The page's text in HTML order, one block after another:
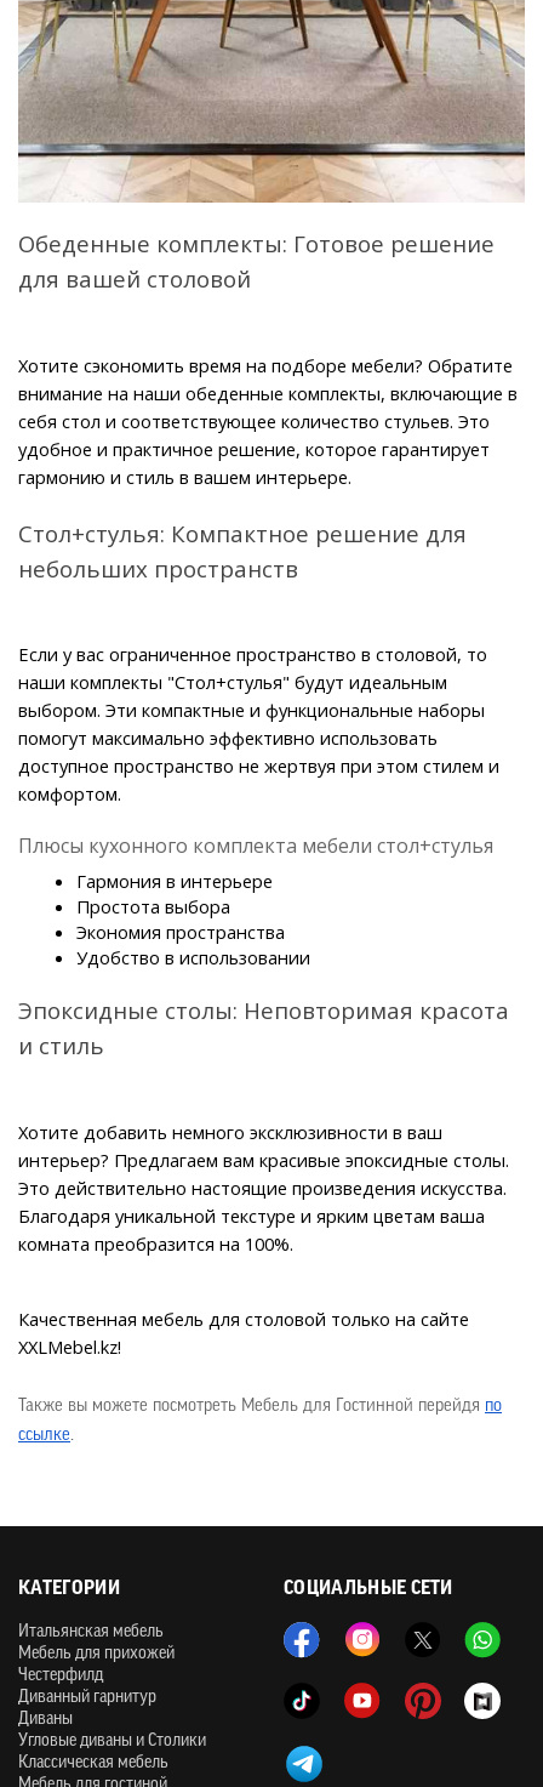
Обеденные комплекты: Готовое решение
для вашей столовой
Хотите сэкономить время на подборе мебели? Обратите
внимание на наши обеденные комплекты, включающие в
себя стол и соответствующее количество стульев. Это
удобное и практичное решение, которое гарантирует
гармонию и стиль в вашем интерьере.
Стол+стулья: Компактное решение для
небольших пространств
Если у вас ограниченное пространство в столовой, то
наши комплекты "Стол+стулья" будут идеальным
выбором. Эти компактные и функциональные наборы
помогут максимально эффективно использовать
доступное пространство не жертвуя при этом стилем и
комфортом.
Плюсы кухонного комплекта мебели стол+стулья
Гармония в интерьере
Простота выбора
Экономия пространства
Удобство в использовании
Эпоксидные столы: Неповторимая красота
и стиль
Хотите добавить немного эксклюзивности в ваш
интерьер? Предлагаем вам красивые эпоксидные столы.
Это действительно настоящие произведения искусства.
Благодаря уникальной текстуре и ярким цветам ваша
комната преобразится на 100%.
Качественная мебель для столовой только на сайте
XXLMebel.kz!
Также вы можете посмотреть Мебель для Гостинной перейдя по
ссылке.
СОЦИАЛЬНЫЕ СЕТИ
КАТЕГОРИИ
Итальянская мебель
Мебель для прихожей
Честерфилд
Диванный гарнитур
Диваны
Угловые диваны и Столики
Классическая мебель